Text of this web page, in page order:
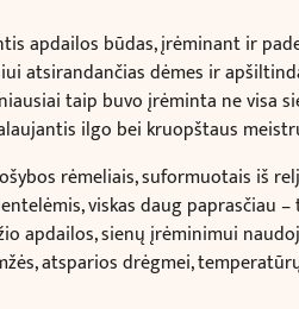
apdailos būdas, įrėminant ir
atsirandančias dėmes ir
taip buvo įrėminta ne visa
ilgo bei kruopštaus
rėmeliais, suformuotais iš
viskas daug paprasčiau
apdailos, sienų įrėminimui
atsparios drėgmei,